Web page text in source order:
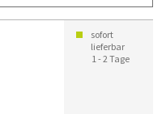
sofort
lieferbar
1 - 2 Tage